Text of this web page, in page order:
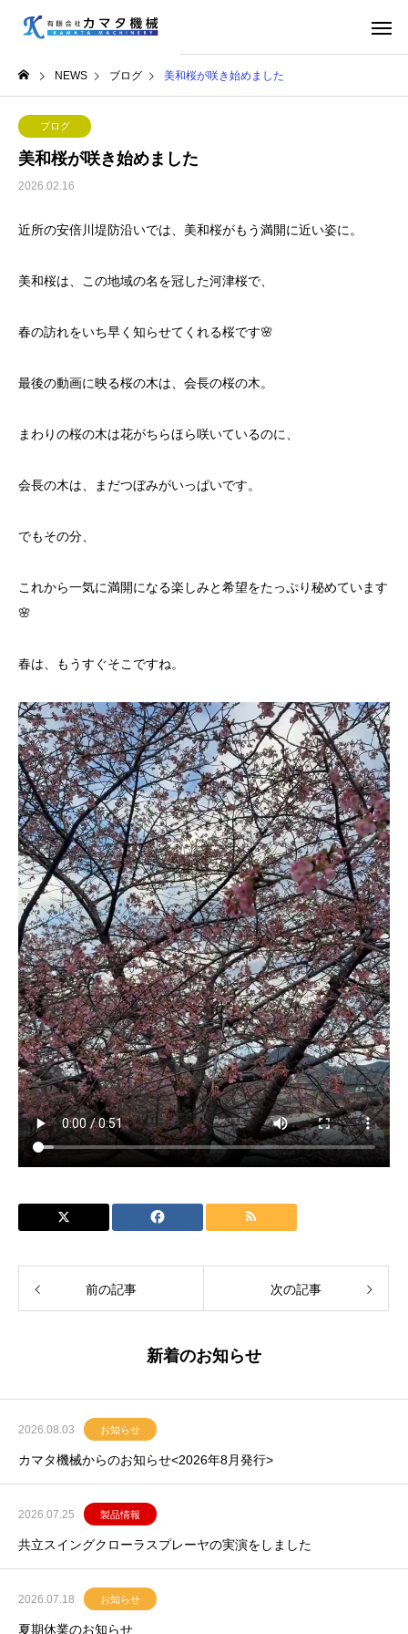
NEWS ブログ 美和桜が咲き始めました
ブログ
美和桜が咲き始めました
2026.02.16
近所の安倍川堤防沿いでは、美和桜がもう満開に近い姿に。
美和桜は、この地域の名を冠した河津桜で、
春の訪れをいち早く知らせてくれる桜です🌸
最後の動画に映る桜の木は、会長の桜の木。
まわりの桜の木は花がちらほら咲いているのに、
会長の木は、まだつぼみがいっぱいです。
でもその分、
これから一気に満開になる楽しみと希望をたっぷり秘めています
🌸
春は、もうすぐそこですね。
前の記事 次の記事
新着のお知らせ
2026.08.03 お知らせ
カマタ機械からのお知らせ<2026年8月発行>
2026.07.25 製品情報
共立スイングクローラスプレーヤの実演をしました
2026.07.18 お知らせ
夏期休業のお知らせ